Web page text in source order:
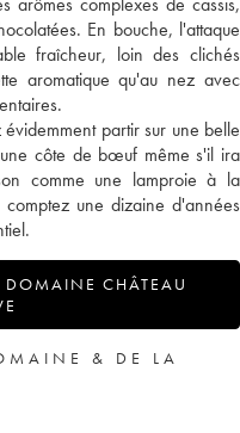
En bouche, l'attaque
fraîcheur, loin des clichés
aromatique qu'au nez avec
partir sur une belle
côte de bœuf même s'il ira
comme une lamproie à la
une dizaine d'années
DOMAINE CHÂTEAU
& DE LA